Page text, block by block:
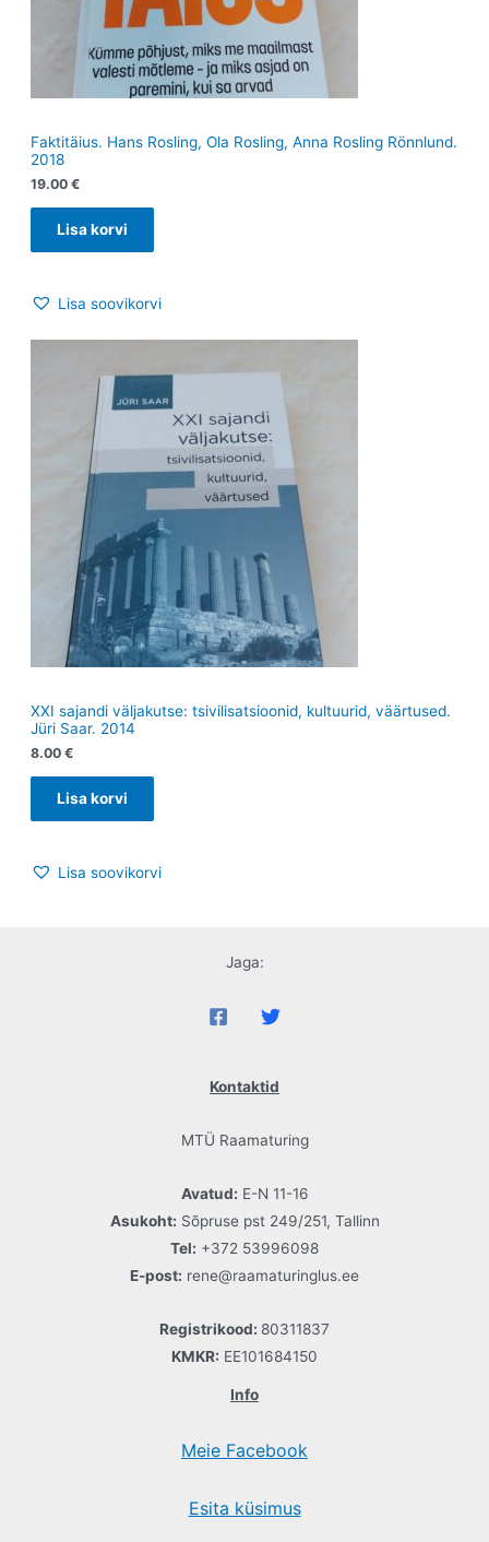
Faktitäius. Hans Rosling, Ola Rosling, Anna Rosling Rönnlund.
2018
19.00 €
Lisa korvi
Lisa soovikorvi
XXI sajandi väljakutse: tsivilisatsioonid, kultuurid, väärtused.
Jüri Saar. 2014
8.00 €
Lisa korvi
Lisa soovikorvi
Jaga:
Kontaktid
MTÜ Raamaturing
Avatud: E-N 11-16
Asukoht: Sõpruse pst 249/251, Tallinn
Tel: +372 53996098
E-post: rene@raamaturinglus.ee
Registrikood: 80311837
KMKR: EE101684150
Info
Meie Facebook
Esita küsimus